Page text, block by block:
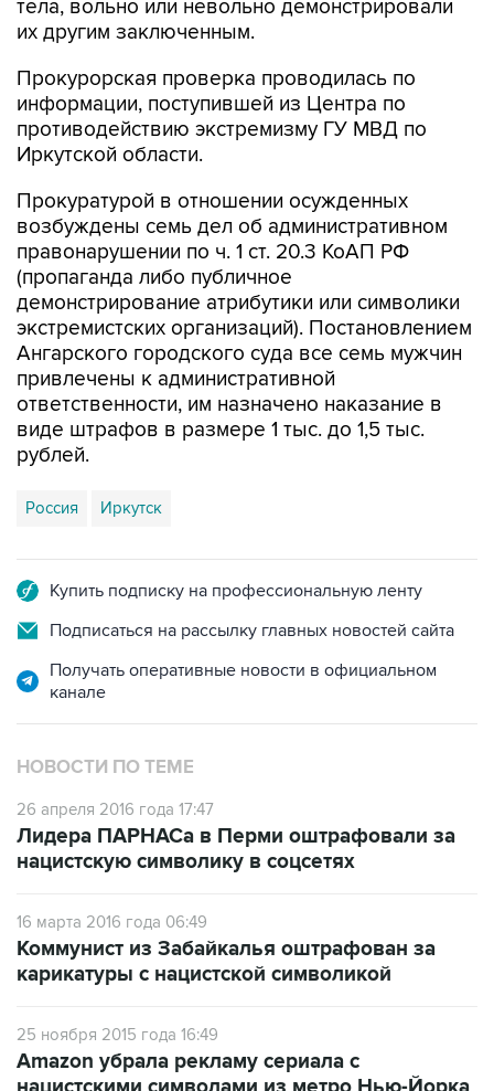
Прокурорская проверка проводилась по
противодействию экстремизму ГУ МВД по
Иркутской области.
Прокуратурой в отношении осужденных
правонарушении по ч. 1 ст. 20.3 КоАП РФ
(пропаганда либо публичное
демонстрирование атрибутики или символики
экстремистских организаций). Постановлением
Ангарского городского суда все семь мужчин
привлечены к административной
ответственности, им назначено наказание в
виде штрафов в размере 1 тыс. до 1,5 тыс.
рублей.
Россия
Подписаться на рассылку главных новостей сайта
Получать оперативные новости в официальном
НОВОСТИ ПО ТЕМЕ
26 апреля 2016 года 17:47
нацистскую символику в соцсетях
16 марта 2016 года 06:49
карикатуры с нацистской символикой
25 ноября 2015 года 16:49
нацистскими символами из метро Нью-Йорка